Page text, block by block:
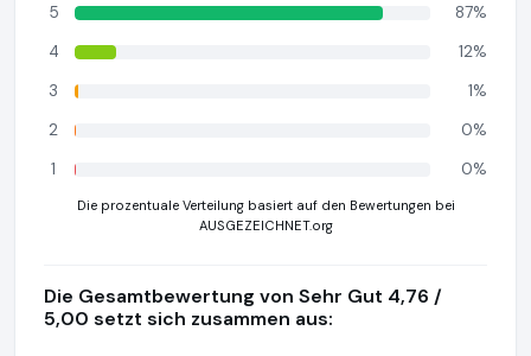
5
87%
4
12%
3
1%
2
0%
1
0%
Die prozentuale Verteilung basiert auf den Bewertungen bei
AUSGEZEICHNET.org
Die Gesamtbewertung von Sehr Gut 4,76 /
5,00 setzt sich zusammen aus: